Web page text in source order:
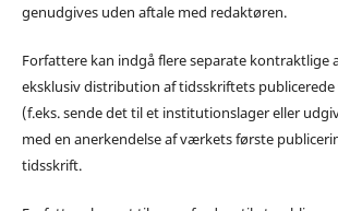
genudgives uden aftale med redaktøren.
Forfattere kan indgå flere separate kontraktlige
eksklusiv distribution af tidsskriftets
(f.eks. sende det til et institutionslager eller
med en anerkendelse af værkets første
tidsskrift.